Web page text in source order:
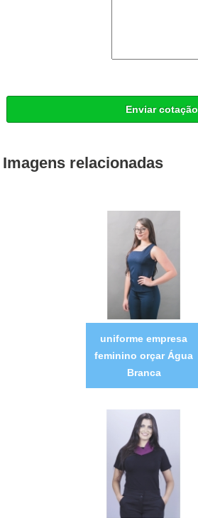
Enviar cotação
Imagens relacionadas
uniforme empresa
feminino orçar Água
Branca